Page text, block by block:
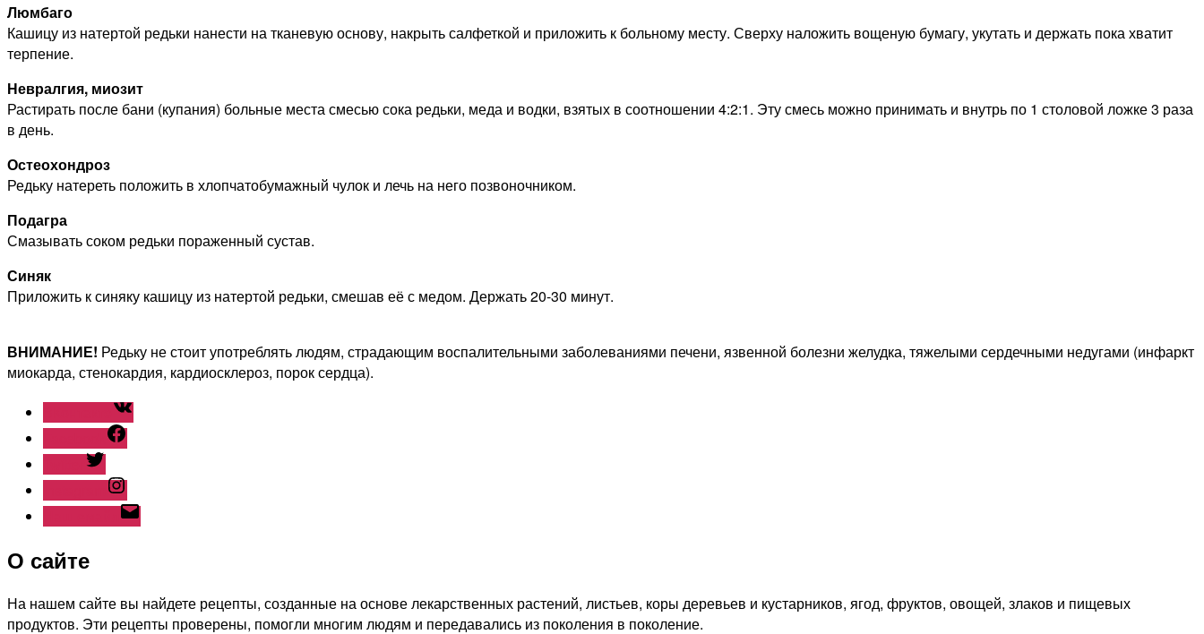
Люмбаго
Кашицу из натертой редьки нанести на тканевую основу, накрыть салфеткой и приложить к больному месту. Сверху наложить вощеную бумагу, укутать и держать пока хватит
терпение.
Невралгия, миозит
Растирать после бани (купания) больные места смесью сока редьки, меда и водки, взятых в соотношении 4:2:1. Эту смесь можно принимать и внутрь по 1 столовой ложке 3 раза
в день.
Остеохондроз
Редьку натереть положить в хлопчатобумажный чулок и лечь на него позвоночником.
Подагра
Смазывать соком редьки пораженный сустав.
Синяк
Приложить к синяку кашицу из натертой редьки, смешав её с медом. Держать 20-30 минут.
ВНИМАНИЕ! Редьку не стоит употреблять людям, страдающим воспалительными заболеваниями печени, язвенной болезни желудка, тяжелыми сердечными недугами (инфаркт
миокарда, стенокардия, кардиосклероз, порок сердца).
О сайте
На нашем сайте вы найдете рецепты, созданные на основе лекарственных растений, листьев, коры деревьев и кустарников, ягод, фруктов, овощей, злаков и пищевых
продуктов. Эти рецепты проверены, помогли многим людям и передавались из поколения в поколение.